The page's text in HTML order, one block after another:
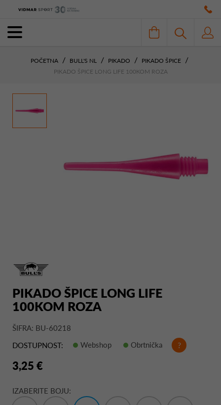
POČETNA BULL'S NL PIKADO
PIKADO ŠPICE
PIKADO ŠPICE LONG LIFE 100KOM ROZA
PIKADO ŠPICE LONG LIFE
100KOM ROZA
ŠIFRA: BU-60218
DOSTUPNOST:
Webshop Obrtnička ?
3,25 €
IZABERITE BOJU: